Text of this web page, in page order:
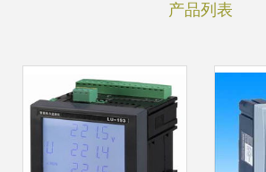
产品列表